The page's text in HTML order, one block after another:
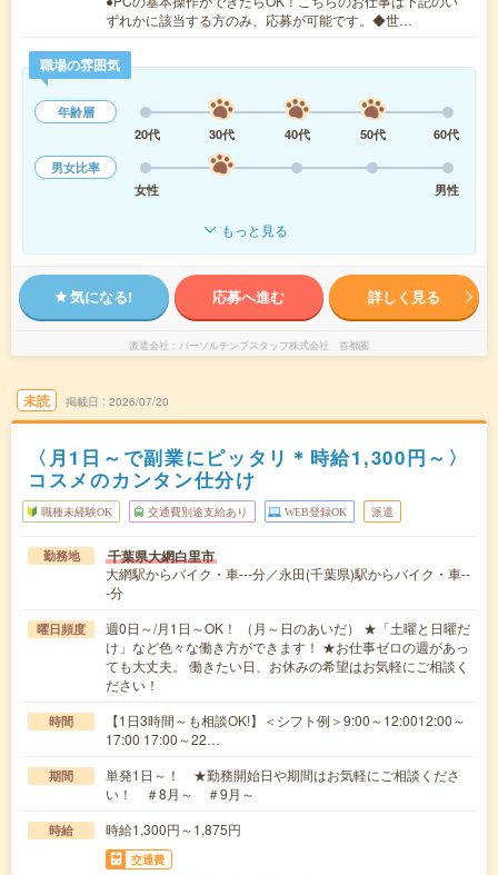
ずれかに該当する方のみ、応募が可能です。◆世…
職場の雰囲気
年齢層
20代
30代 40代 50代
60代
男女比率
女性
男性
もっと見る
気になる! 応募へ進む 詳しく見る
派遣会社 パーソルテンプスタッフ株式会社 首都圏
未読 掲載日 2026/07/20
〈月1日～で副業にピッタリ＊時給1,300円～〉
コスメのカンタン仕分け
職種未経験OK 交通費別途支給あり WEB登録OK 派遣
勤務地 千葉県大網白里市
大網駅からバイク・車---分／永田(千葉県)駅からバイク・車--
-分
曜日頻度
週0日～/月1日～OK！ （月～日のあいだ） ★「土曜と日曜だ
け」など色々な働き方ができます！ ★お仕事ゼロの週があっ
ても大丈夫。 働きたい日、お休みの希望はお気軽にご相談く
ださい！
時間
【1日3時間～も相談OK!】＜シフト例＞9:00～12:0012:00～
17:00 17:00～22…
期間
単発1日～！ ★勤務開始日や期間はお気軽にご相談くださ
い！ ＃8月～ ＃9月～
時給 時給1,300円～1,875円
交通費